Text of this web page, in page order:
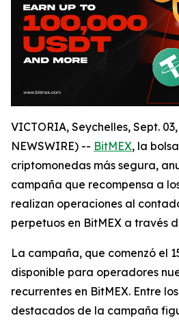
VICTORIA, Seychelles, Sept.
NEWSWIRE) -- BitMEX, la
criptomonedas más segura,
campaña que recompensa a
realizan operaciones al
perpetuos en BitMEX a través
La campaña, que comenzó el
disponible para operadores
recurrentes en BitMEX. Entre
destacados de la campaña